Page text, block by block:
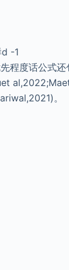
-1
程度话公式
。